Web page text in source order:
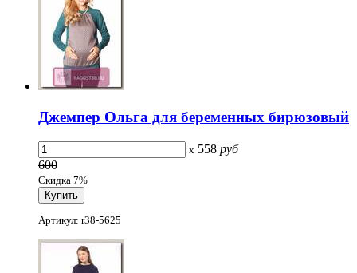
Джемпер Ольга для беременных бирюзовый
x 558 руб
600
Скидка 7%
Артикул: r38-5625